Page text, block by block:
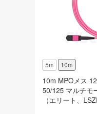
5m 10m
10m MPOメス
50/125 マルチモ
（エリート、